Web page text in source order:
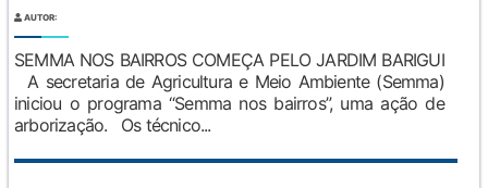
AUTOR:
SEMMA NOS BAIRROS COMEÇA PELO JARDIM BARIGUI
A secretaria de Agricultura e Meio Ambiente (Semma)
iniciou o programa “Semma nos bairros”, uma ação de
arborização. Os técnico...